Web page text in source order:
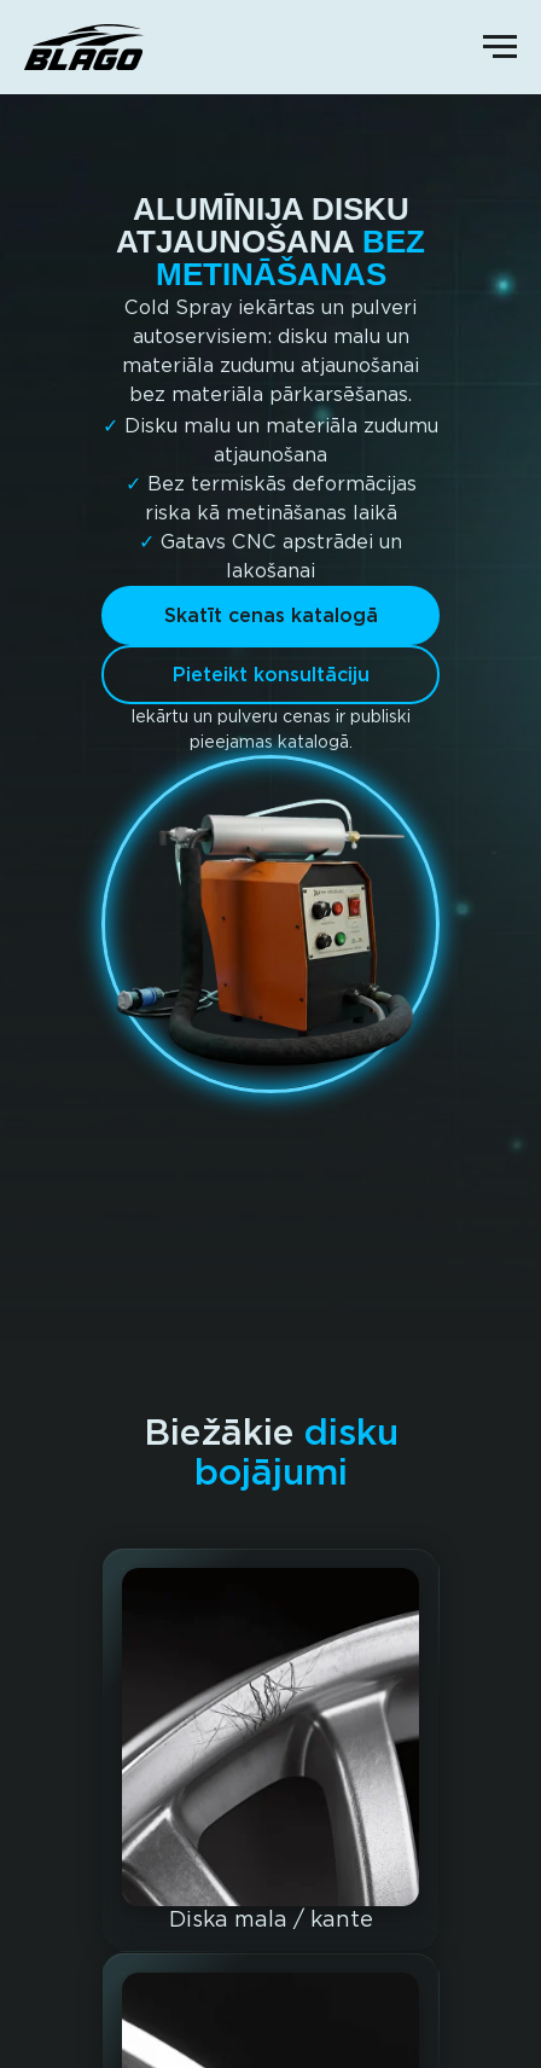
ALUMĪNIJA DISKU
ATJAUNOŠANA BEZ
METINĀŠANAS
Cold Spray iekārtas un pulveri
autoservisiem: disku malu un
materiāla zudumu atjaunošanai
bez materiāla pārkarsēšanas.
✓ Disku malu un materiāla zudumu
atjaunošana
✓ Bez termiskās deformācijas
riska kā metināšanas laikā
✓ Gatavs CNC apstrādei un
lakošanai
Skatīt cenas katalogā
Pieteikt konsultāciju
Iekārtu un pulveru cenas ir publiski
pieejamas katalogā.
Diska mala / kante
Biežākie disku
bojājumi